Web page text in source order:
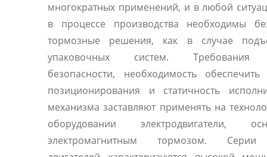
многократных применений, и в любой
в процессе производства необходимы
тормозные решения, как в случае
упаковочных систем. Требования
безопасности, необходимость обеспечить
позиционирования и статичность
механизма заставляют применять на
оборудовании электродвигатели,
электромагнитным тормозом.